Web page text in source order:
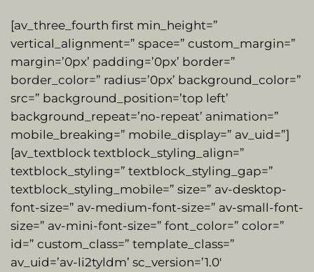
[av_three_fourth first min_height=”
vertical_alignment=” space=” custom_margin=”
margin=’0px’ padding=’0px’ border=”
border_color=” radius=’0px’ background_color=”
src=” background_position=’top left’
background_repeat=’no-repeat’ animation=”
mobile_breaking=” mobile_display=” av_uid=”]
[av_textblock textblock_styling_align=”
textblock_styling=” textblock_styling_gap=”
textblock_styling_mobile=” size=” av-desktop-
font-size=” av-medium-font-size=” av-small-font-
size=” av-mini-font-size=” font_color=” color=”
id=” custom_class=” template_class=”
av_uid=’av-li2tyldm’ sc_version=’1.0′